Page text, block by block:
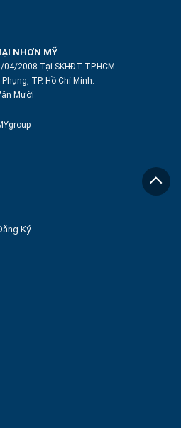
NHƠN MỸ
2008 Tại SKHĐT TP.HCM
TP. Hồ Chí Minh.
Mười
Ký